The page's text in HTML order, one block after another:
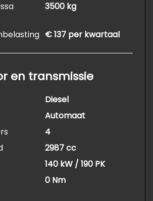
3500 kg
€ 137 per kwartaal
en transmissie
Diesel
Automaat
4
2987 cc
140 kW / 190 PK
0 Nm